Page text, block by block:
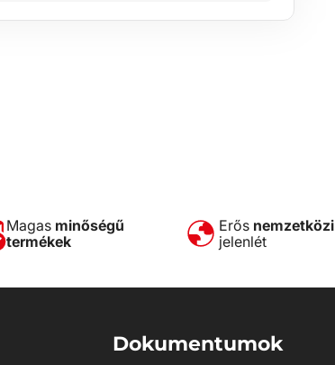
Magas minőségű
termékek
Erős nemzetközi
jelenlét
Dokumentumok